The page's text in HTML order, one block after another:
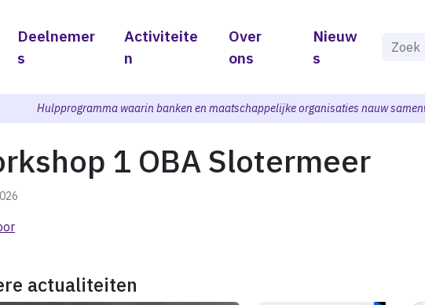
Deelnemer
s
Activiteite
n
Over
ons
Nieuw
s
Als
Hulpprogramma waarin banken en maatschappelijke organisaties nauw
1 OBA Slotermeer
actualiteiten